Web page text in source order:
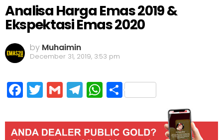
Analisa Harga Emas 2019 &
Ekspektasi Emas 2020
by Muhaimin
December 31, 2019, 3:53 pm
Facebook
Twitter
GmailTelegram
WhatsApp
Share